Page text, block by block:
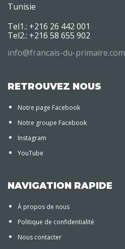
Tunisie
Tel1.: +216 26 442 001
Tel2.: +216 58 655 902
info@francais-du-primaire.com
RETROUVEZ NOUS
Notre page Facebook
Notre groupe Facebook
Instagram
YouTube
NAVIGATION RAPIDE
À propos de nous
Politique de confidentialité
Nous contacter